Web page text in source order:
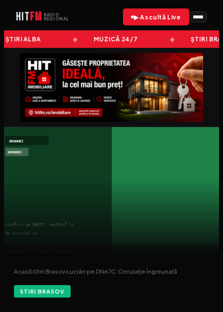
HITFM
RADIO
REGIONAL
▶ Ascultă Live
ȘTIRI ALBA MUZICĂ 24/7 ȘTIRI
Acasă›Stiri Brasov›Lucrări pe DN67C: Circulație Îngreunată
STIRI BRASOV